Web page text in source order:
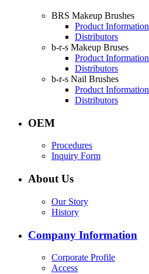
BRS Makeup Brushes
Product Information
Distributors
b-r-s Makeup Bruses
Product Information
Distributors
b-r-s Nail Brushes
Product Information
Distributors
OEM
Procedures
Inquiry Form
About Us
Our Story
History
Company Information
Corporate Profile
Access